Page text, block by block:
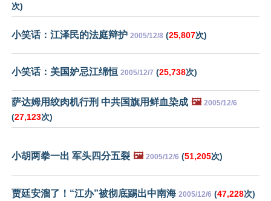
次)
小笑话：江泽民的法庭辩护 2005/12/8 (25,807次)
小笑话：美国妒忌江绵恒 2005/12/7 (25,738次)
萨达姆用绞肉机行刑 中共国旗用鲜血染成 🖼️ 2005/12/6
(27,123次)
小胡两拳一出 军头四分五裂 🖼️ 2005/12/6 (51,205次)
贾廷安溜了！“江办”被彻底踢出中南海 2005/12/6 (47,228次)